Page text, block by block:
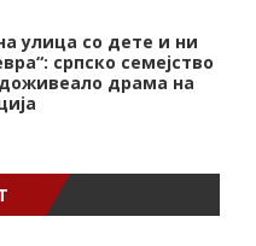
улица со дете и ни
српско семејство
драма на